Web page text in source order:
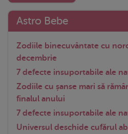
Astro Bebe
Zodiile binecuvântate cu
decembrie
7 defecte insuportabile ale
Zodiile cu șanse mari să
finalul anului
7 defecte insuportabile ale
Universul deschide cufărul